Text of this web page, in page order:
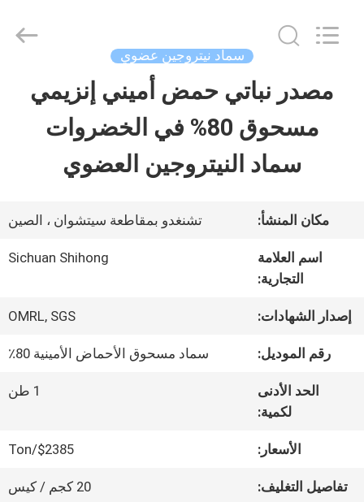
الصفحة
الرئيسية
أشرطة
معلومات
في
Sichuan
Shihong
سماد نيتروجين عضوي
مصدر نباتي حمض أميني إنزيمي
مسحوق 80% في الخضروات
سماد النيتروجين العضوي
مكان المنشأ: تشنغدو بمقاطعة سيتشوان ، الصين
اسم العلامة
التجارية:
Sichuan Shihong
إصدار الشهادات: OMRL, SGS
رقم الموديل: سماد مسحوق الأحماض الأمينية 80٪
الحد الأدنى
لكمية:
1 طن
الأسعار: $2385/Ton
تفاصيل التغليف: 20 كجم / كيس